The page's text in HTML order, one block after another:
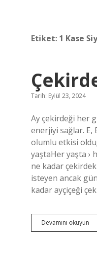
Etiket: 1 Kase
Tarih: Eylül 23, 2024
Ay çekirdeği her
enerjiyi sağlar. E,
olumlu etkisi
yaştaHer yaşta ›
ne kadar
isteyen ancak
kadar ayçiçeği
Devamını okuyun
Ne